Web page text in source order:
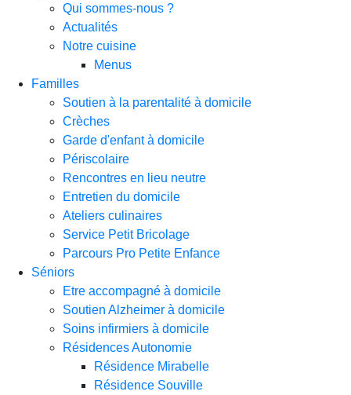
Qui sommes-nous ?
Actualités
Notre cuisine
Menus
Familles
Soutien à la parentalité à domicile
Crèches
Garde d'enfant à domicile
Périscolaire
Rencontres en lieu neutre
Entretien du domicile
Ateliers culinaires
Service Petit Bricolage
Parcours Pro Petite Enfance
Séniors
Etre accompagné à domicile
Soutien Alzheimer à domicile
Soins infirmiers à domicile
Résidences Autonomie
Résidence Mirabelle
Résidence Souville